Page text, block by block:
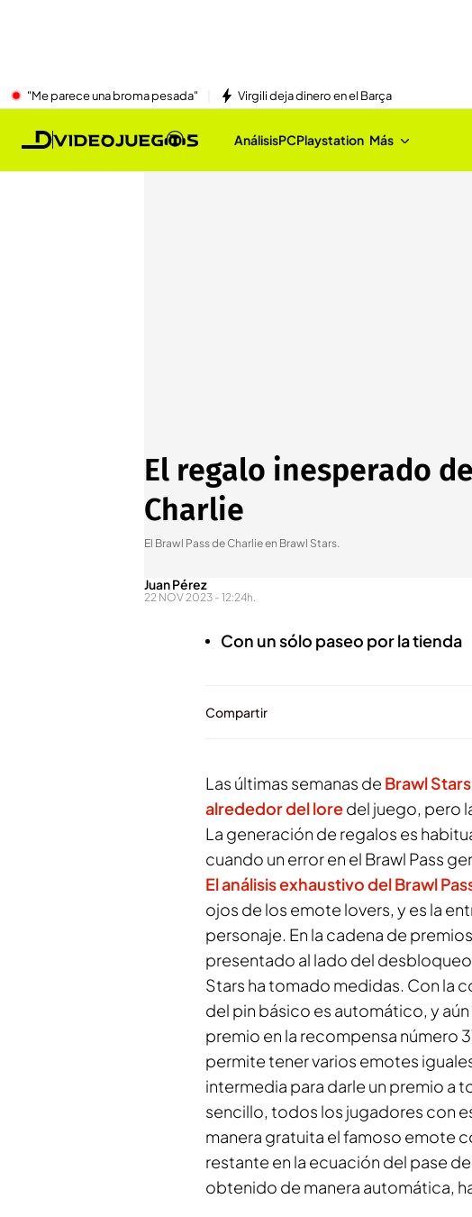
"Me parece una broma pesada" Virgili deja dinero en el Barça
AnálisisPCPlaystation Más
El regalo inesperado
Charlie
El Brawl Pass de Charlie en Brawl Stars.
Juan Pérez
22 NOV 2023 - 12:24h.
Con un sólo paseo por la tienda
Compartir
Las últimas semanas de Brawl
alrededor del loredel juego, pero
La generación de regalos es
cuando un error en el Brawl Pass
El análisis exhaustivo del Brawl
ojos de los emote lovers, y es la
personaje. En la cadena de
presentado al lado del
Stars ha tomado medidas. Con la
del pin básico es automático, y
premio en la recompensa número
permite tener varios emotes
intermedia para darle un premio a
sencillo, todos los jugadores con
manera gratuita el famoso emote
restante en la ecuación del pase
obtenido de manera automática,